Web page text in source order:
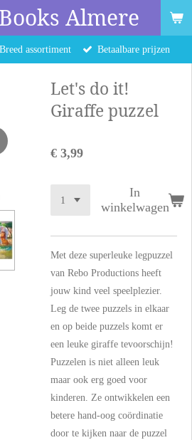
Almere
Breed assortiment Betaalbare prijzen
Let's do it!
Giraffe puzzel
€ 3,99
In
winkelwagen
Met deze superleuke legpuzzel
van Rebo Productions heeft
jouw kind veel speelplezier.
Leg de twee puzzels in elkaar
en op beide puzzels komt er
een leuke giraffe tevoorschijn!
Puzzelen is niet alleen leuk
maar ook erg goed voor
kinderen. Ze ontwikkelen een
betere hand-oog coördinatie
door te kijken naar de puzzel